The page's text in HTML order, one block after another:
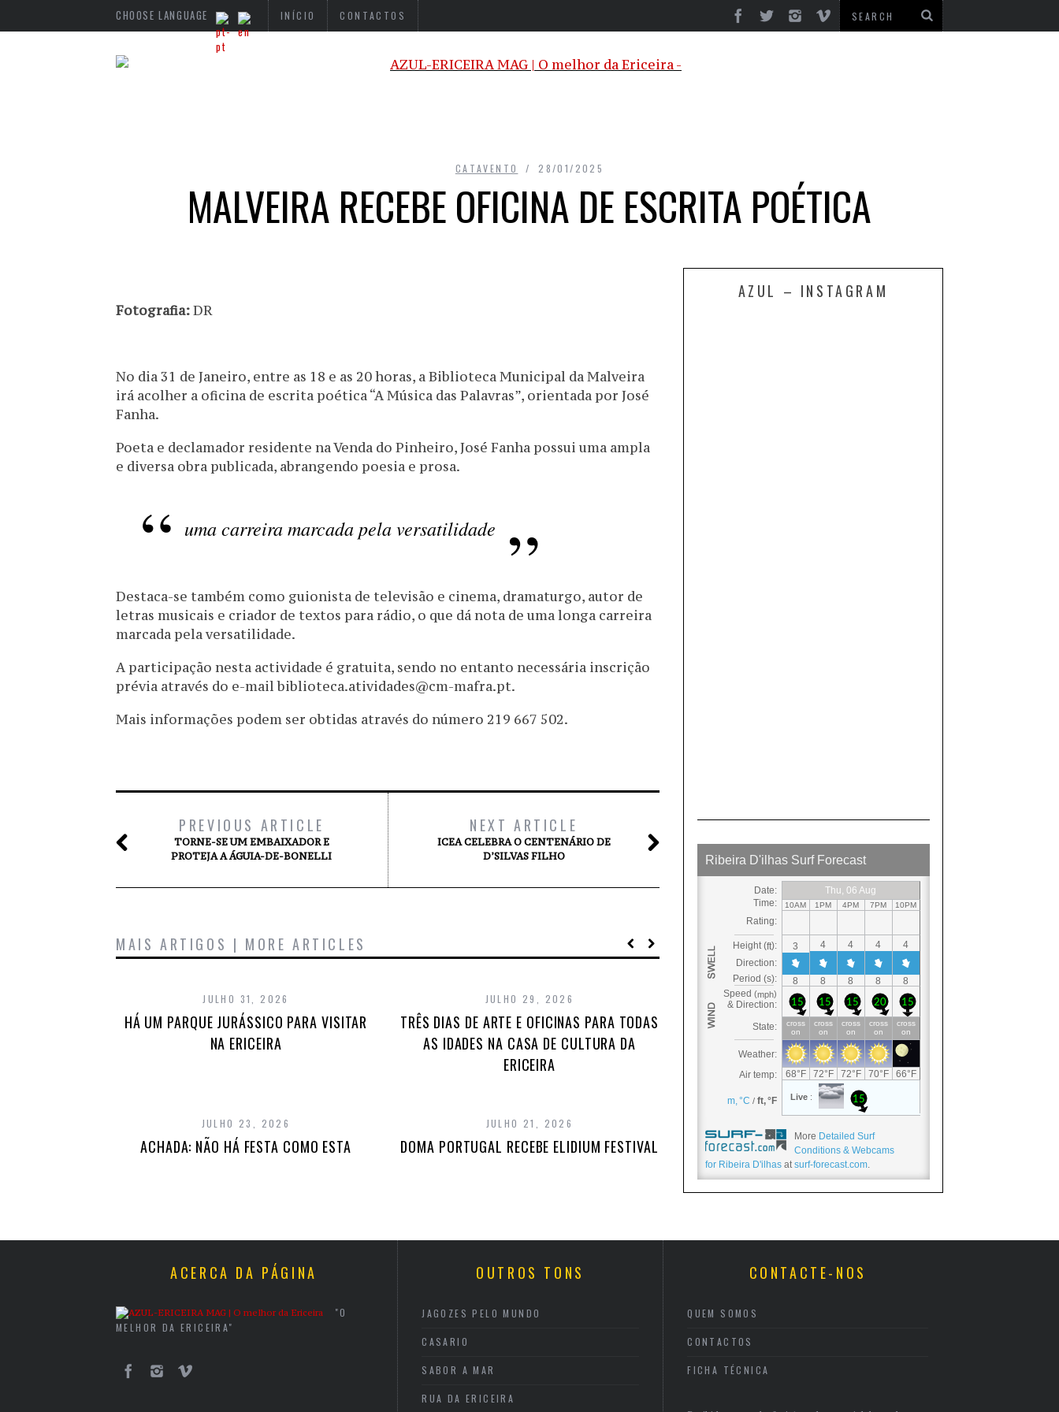
CHOOSE LANGUAGE INÍCIO CONTACTOS
CATAVENTO 28/01/2025
MALVEIRA RECEBE OFICINA DE ESCRITA POÉTICA
Fotografia:DR
No dia 31 de Janeiro, entre as 18 e as 20 horas, a Biblioteca Municipal da Malveira
irá acolher a oficina de escrita poética “A Música das Palavras”, orientada por José
Fanha.
Poeta e declamador residente na Venda do Pinheiro, José Fanha possui uma ampla
e diversa obra publicada, abrangendo poesia e prosa.
uma carreira marcada pela versatilidade
Destaca-se também como guionista de televisão e cinema, dramaturgo, autor de
letras musicais e criador de textos para rádio, o que dá nota de uma longa carreira
marcada pela versatilidade.
A participação nesta actividade é gratuita, sendo no entanto necessária inscrição
prévia através do e-mail biblioteca.atividades@cm-mafra.pt.
Mais informações podem ser obtidas através do número 219 667 502.
PREVIOUS ARTICLE
TORNE-SE UM EMBAIXADOR E
PROTEJA A ÁGUIA-DE-BONELLI
NEXT ARTICLE
ICEA CELEBRA O CENTENÁRIO DE
D’SILVAS FILHO
MAIS ARTIGOS | MORE ARTICLES
JULHO 31, 2026
HÁ UM PARQUE JURÁSSICO PARA VISITAR
NA ERICEIRA
JULHO 29, 2026
TRÊS DIAS DE ARTE E OFICINAS PARA TODAS
AS IDADES NA CASA DE CULTURA DA
ERICEIRA
JULHO 23, 2026
ACHADA: NÃO HÁ FESTA COMO ESTA
JULHO 21, 2026
DOMA PORTUGAL RECEBE ELIDIUM FESTIVAL
AZUL – INSTAGRAM
More Detailed Surf
Conditions & Webcams
for Ribeira D'ilhas at surf-forecast.com.
ACERCA DA PÁGINA
"O
MELHOR DA ERICEIRA"
OUTROS TONS
JAGOZES PELO MUNDO
CASARIO
SABOR A MAR
RUA DA ERICEIRA
CONTACTE-NOS
QUEM SOMOS
CONTACTOS
FICHA TÉCNICA